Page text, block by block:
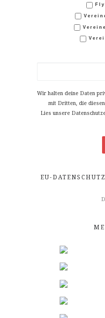
Wir halten deine Daten
mit Dritten, die
Lies unsere
EU-